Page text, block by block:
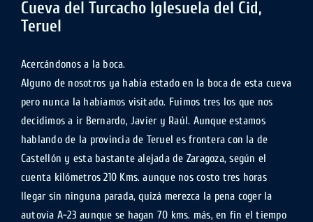
Cueva del Turcacho Iglesuela del Cid,
Teruel
Acercándonos a la boca.
Alguno de nosotros ya había estado en la boca de esta cueva
pero nunca la habíamos visitado. Fuimos tres los que nos
decidimos a ir Bernardo, Javier y Raúl. Aunque estamos
hablando de la provincia de Teruel es frontera con la de
Castellón y esta bastante alejada de Zaragoza, según el
cuenta kilómetros 210 Kms. aunque nos costo tres horas
llegar sin ninguna parada, quizá merezca la pena coger la
autovía A-23 aunque se hagan 70 kms. más, en fin el tiempo